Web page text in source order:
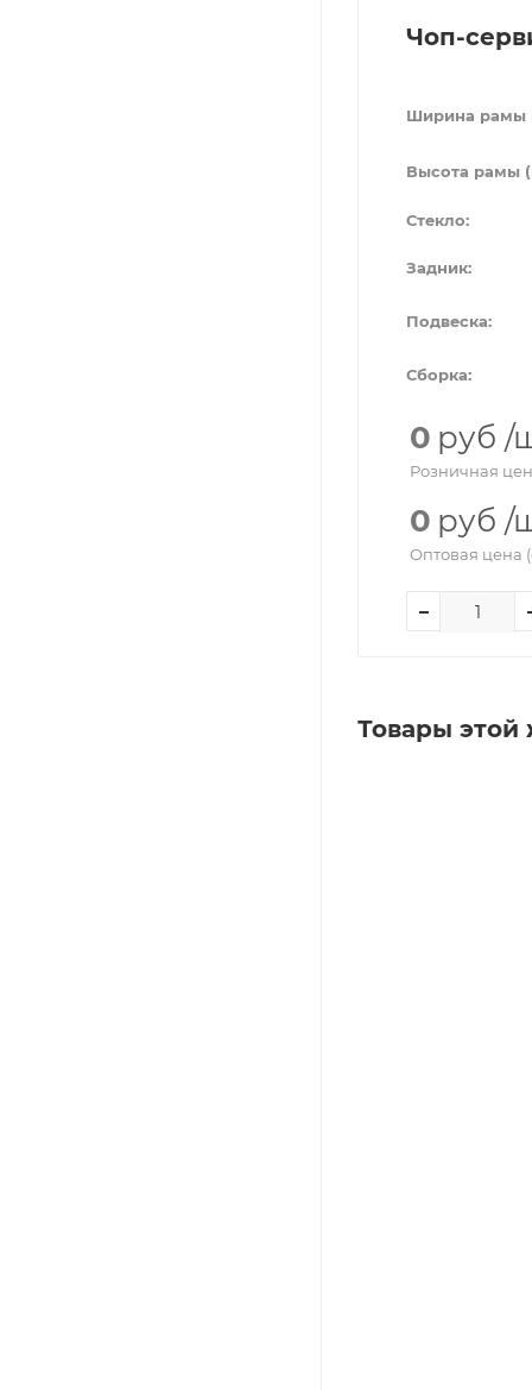
Чоп-
Ширина рамы
Высота рамы
Стекло:
Задник:
Подвеска:
Сборка:
0 руб /
Розничная
0 руб /
Оптовая цена
Товары этой